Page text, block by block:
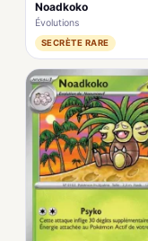
Noadkoko
Évolutions
SECRÈTE RARE